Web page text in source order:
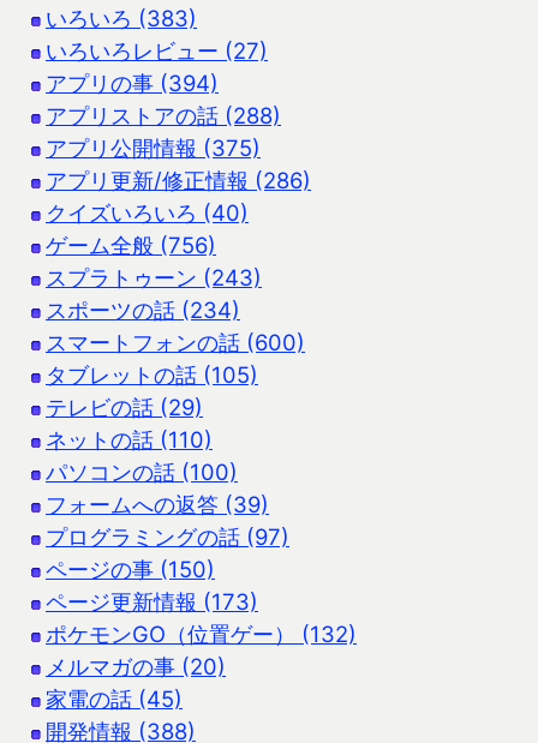
いろいろ (383)
いろいろレビュー (27)
アプリの事 (394)
アプリストアの話 (288)
アプリ公開情報 (375)
アプリ更新/修正情報 (286)
クイズいろいろ (40)
ゲーム全般 (756)
スプラトゥーン (243)
スポーツの話 (234)
スマートフォンの話 (600)
タブレットの話 (105)
テレビの話 (29)
ネットの話 (110)
パソコンの話 (100)
フォームへの返答 (39)
プログラミングの話 (97)
ページの事 (150)
ページ更新情報 (173)
ポケモンGO（位置ゲー） (132)
メルマガの事 (20)
家電の話 (45)
開発情報 (388)